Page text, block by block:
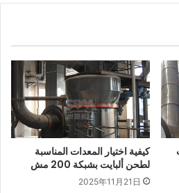
كيفية اختيار المعدات المناسبة
لطحن ألبايت بشبكة 200 مش
2025年11月21日